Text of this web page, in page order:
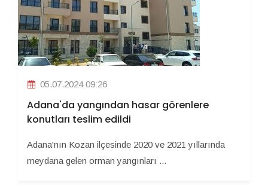
05.07.2024 09:26
Adana'da yangından hasar görenlere
konutları teslim edildi
Adana'nın Kozan ilçesinde 2020 ve 2021 yıllarında
meydana gelen orman yangınları ...